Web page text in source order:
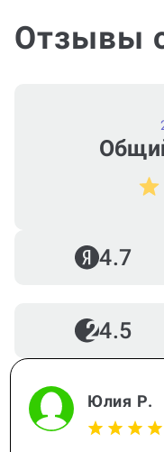
Сколько
Чем
Какие
Можно ли
день?
Отзывы
4.7
4.5
Юлия Р.